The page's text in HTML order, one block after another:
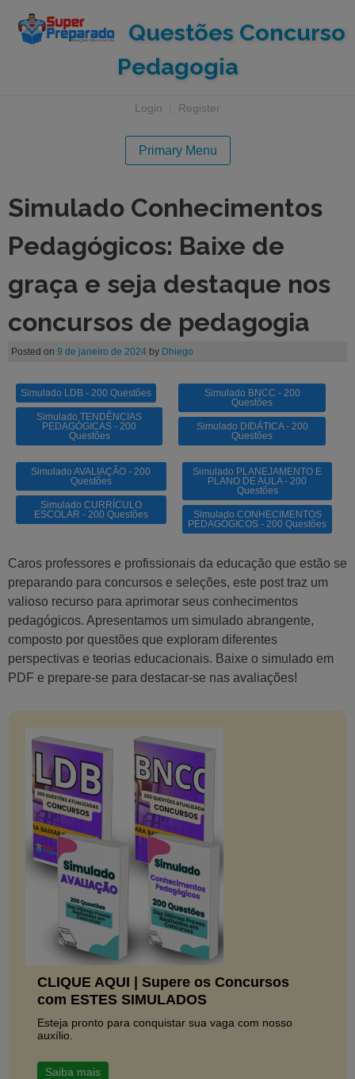
Questões Concurso
Pedagogia
Login Register
Primary Menu
Simulado Conhecimentos
Pedagógicos: Baixe de
graça e seja destaque nos
concursos de pedagogia
Posted on 9 de janeiro de 2024by Dhiego
Simulado LDB - 200 Questões
Simulado TENDÊNCIAS
PEDAGÓGICAS - 200
Questões
Simulado BNCC - 200
Questões
Simulado DIDÁTICA - 200
Questões
Simulado AVALIAÇÃO - 200
Questões
Simulado CURRÍCULO
ESCOLAR - 200 Questões
Simulado PLANEJAMENTO E
PLANO DE AULA - 200
Questões
Simulado CONHECIMENTOS
PEDAGÓGICOS - 200 Questões
Caros professores e profissionais da educação que estão se
preparando para concursos e seleções, este post traz um
valioso recurso para aprimorar seus conhecimentos
pedagógicos. Apresentamos um simulado abrangente,
composto por questões que exploram diferentes
perspectivas e teorias educacionais. Baixe o simulado em
PDF e prepare-se para destacar-se nas avaliações!
CLIQUE AQUI | Supere os Concursos
com ESTES SIMULADOS
Esteja pronto para conquistar sua vaga com nosso
auxílio.
Saiba mais